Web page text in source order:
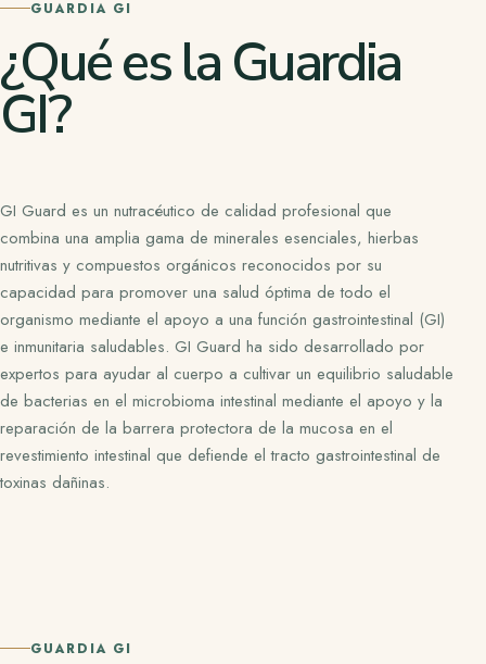
GUARDIA GI
¿Qué es la Guardia
GI?
GI Guard es un nutracéutico de calidad profesional que
combina una amplia gama de minerales esenciales, hierbas
nutritivas y compuestos orgánicos reconocidos por su
capacidad para promover una salud óptima de todo el
organismo mediante el apoyo a una función gastrointestinal (GI)
e inmunitaria saludables. GI Guard ha sido desarrollado por
expertos para ayudar al cuerpo a cultivar un equilibrio saludable
de bacterias en el microbioma intestinal mediante el apoyo y la
reparación de la barrera protectora de la mucosa en el
revestimiento intestinal que defiende el tracto gastrointestinal de
toxinas dañinas.
GUARDIA GI